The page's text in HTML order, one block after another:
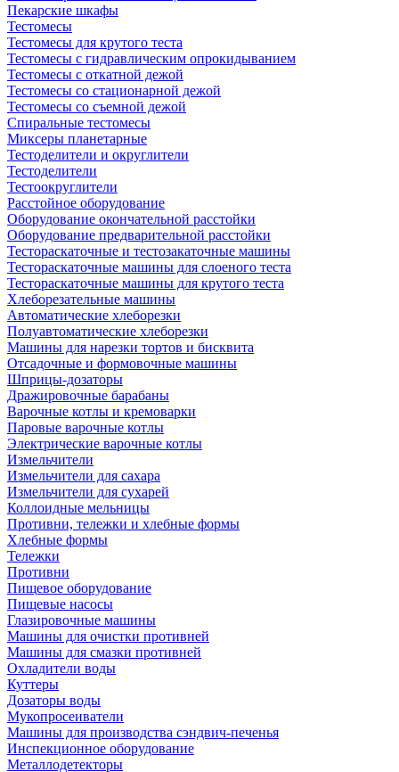
Пекарские шкафы
Тестомесы
Тестомесы для крутого теста
Тестомесы с гидравлическим опрокидыванием
Тестомесы с откатной дежой
Тестомесы со стационарной дежой
Тестомесы со съемной дежой
Спиральные тестомесы
Миксеры планетарные
Тестоделители и округлители
Тестоделители
Тестоокруглители
Расстойное оборудование
Оборудование окончательной расстойки
Оборудование предварительной расстойки
Тестораскаточные и тестозакаточные машины
Тестораскаточные машины для слоеного теста
Тестораскаточные машины для крутого теста
Хлеборезательные машины
Автоматические хлеборезки
Полуавтоматические хлеборезки
Машины для нарезки тортов и бисквита
Отсадочные и формовочные машины
Шприцы-дозаторы
Дражировочные барабаны
Варочные котлы и кремоварки
Паровые варочные котлы
Электрические варочные котлы
Измельчители
Измельчители для сахара
Измельчители для сухарей
Коллоидные мельницы
Противни, тележки и хлебные формы
Хлебные формы
Тележки
Противни
Пищевое оборудование
Пищевые насосы
Глазировочные машины
Машины для очистки противней
Машины для смазки противней
Охладители воды
Куттеры
Дозаторы воды
Мукопросеиватели
Машины для производства сэндвич-печенья
Инспекционное оборудование
Металлодетекторы